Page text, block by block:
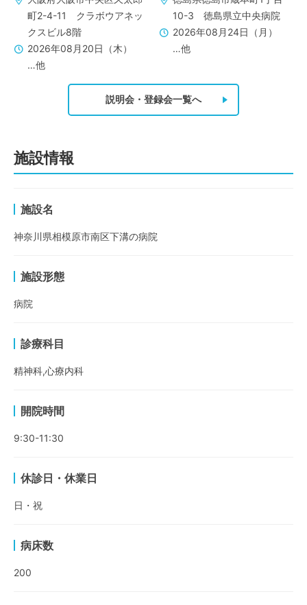
町2-4-11 クラボウアネッ
クスビル8階
2026年08月20日（木）
…他
10-3 徳島県立中央病院
2026年08月24日（月）
…他
説明会・登録会一覧へ
施設情報
施設名
神奈川県相模原市南区下溝の病院
施設形態
病院
診療科目
精神科,心療内科
開院時間
9:30-11:30
休診日・休業日
日・祝
病床数
200